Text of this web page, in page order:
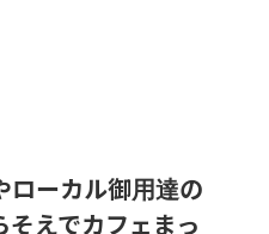
ローカル御用達の
そえでカフェまっ